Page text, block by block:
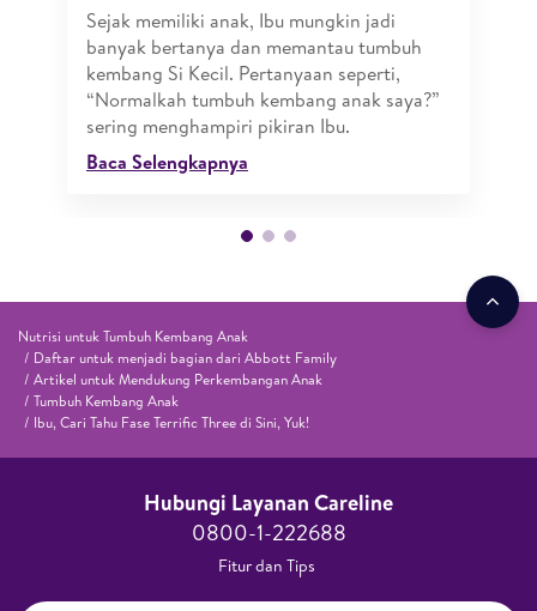
Sejak memiliki anak, Ibu mungkin jadi
banyak bertanya dan memantau tumbuh
kembang Si Kecil. Pertanyaan seperti,
“Normalkah tumbuh kembang anak saya?”
sering menghampiri pikiran Ibu.
Baca Selengkapnya
Nutrisi untuk Tumbuh Kembang Anak
Daftar untuk menjadi bagian dari Abbott Family
Artikel untuk Mendukung Perkembangan Anak
Tumbuh Kembang Anak
Ibu, Cari Tahu Fase Terrific Three di Sini, Yuk!
Hubungi Layanan Careline​
0800-1-222688​
Fitur dan Tips ​